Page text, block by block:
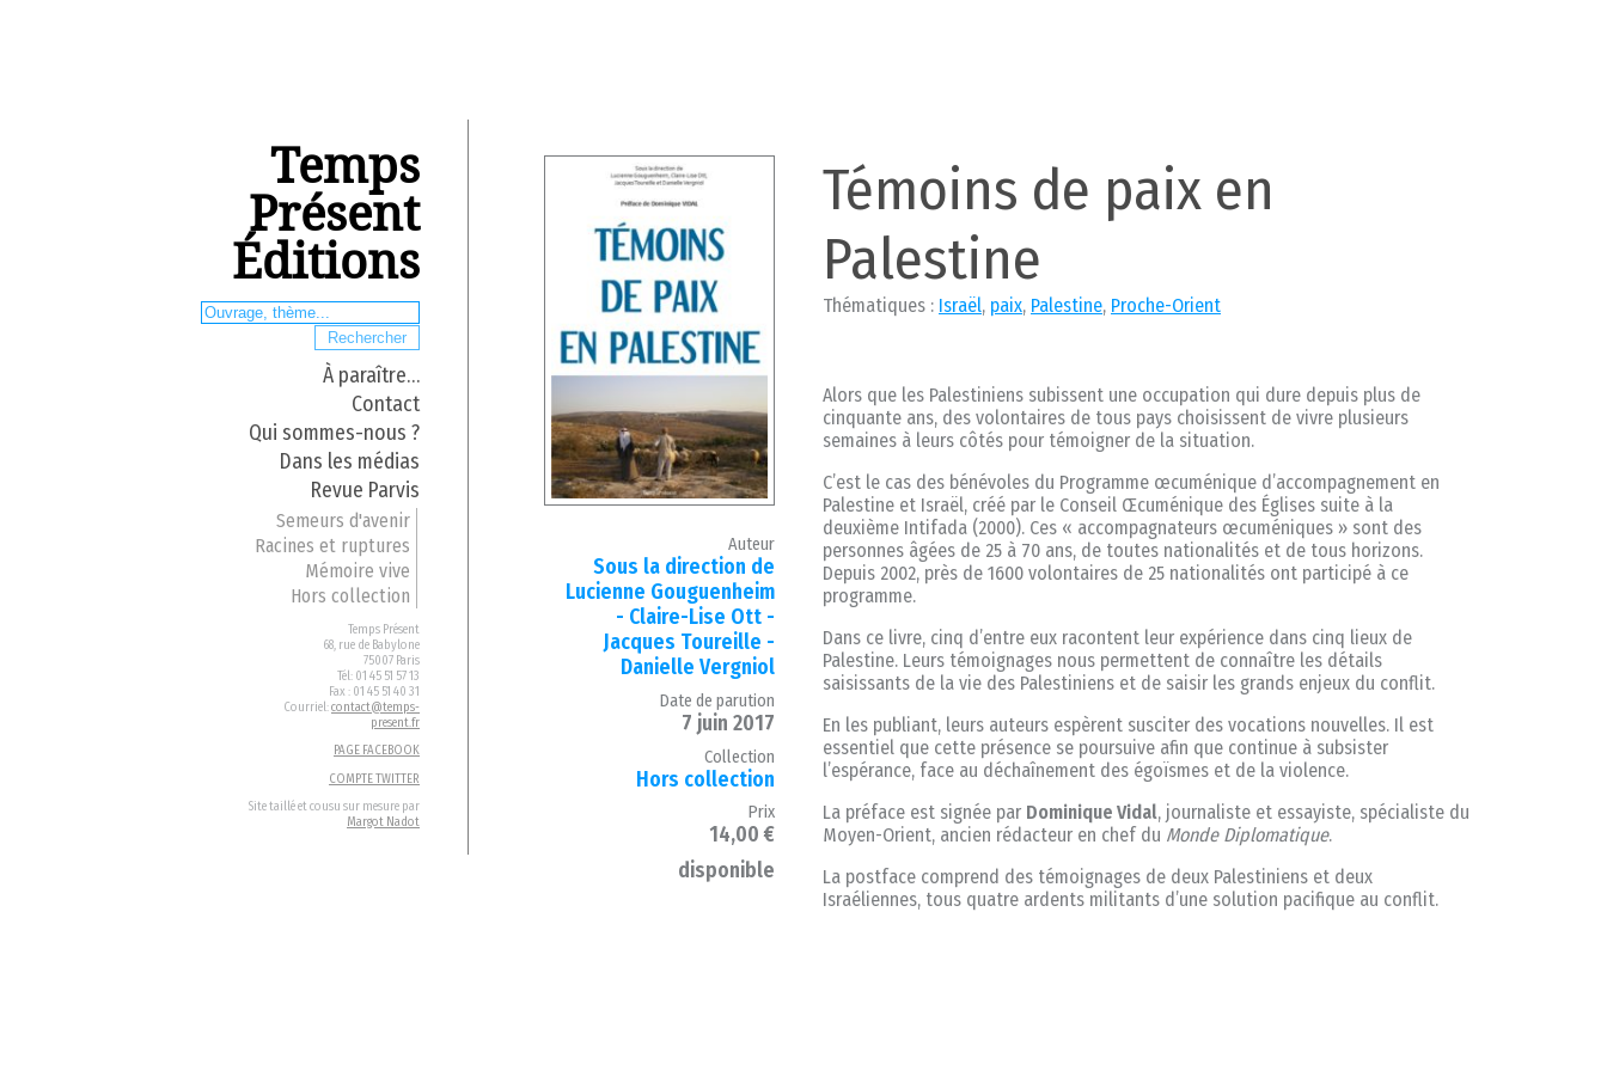
Temps
Présent
Éditions
À paraître…
Contact
Qui sommes-nous ?
Dans les médias
Revue Parvis
Semeurs d'avenir
Racines et ruptures
Mémoire vive
Hors collection
Temps Présent
68, rue de Babylone
75007 Paris
Tél: 01 45 51 57 13
Fax : 01 45 51 40 31
Courriel:contact@temps-
present.fr
PAGE FACEBOOK
COMPTE TWITTER
Site taillé et cousu sur mesure par
Margot Nadot
Témoins de paix en
Palestine
Thématiques : Israël, paix, Palestine, Proche-Orient
Alors que les Palestiniens subissent une occupation qui dure depuis plus de
cinquante ans, des volontaires de tous pays choisissent de vivre plusieurs
semaines à leurs côtés pour témoigner de la situation.
C’est le cas des bénévoles du Programme œcuménique d’accompagnement en
Palestine et Israël, créé par le Conseil Œcuménique des Églises suite à la
deuxième Intifada (2000). Ces « accompagnateurs œcuméniques » sont des
personnes âgées de 25 à 70 ans, de toutes nationalités et de tous horizons.
Depuis 2002, près de 1600 volontaires de 25 nationalités ont participé à ce
programme.
Dans ce livre, cinq d’entre eux racontent leur expérience dans cinq lieux de
Palestine. Leurs témoignages nous permettent de connaître les détails
saisissants de la vie des Palestiniens et de saisir les grands enjeux du conflit.
En les publiant, leurs auteurs espèrent susciter des vocations nouvelles. Il est
essentiel que cette présence se poursuive afin que continue à subsister
l’espérance, face au déchaînement des égoïsmes et de la violence.
La préface est signée par Dominique Vidal, journaliste et essayiste, spécialiste du
Moyen-Orient, ancien rédacteur en chef du Monde Diplomatique.
La postface comprend des témoignages de deux Palestiniens et deux
Israéliennes, tous quatre ardents militants d’une solution pacifique au conflit.
Auteur
Sous la direction de
Lucienne Gouguenheim
- Claire-Lise Ott -
Jacques Toureille -
Danielle Vergniol
Date de parution
7 juin 2017
Collection
Hors collection
Prix
14,00 €
disponible